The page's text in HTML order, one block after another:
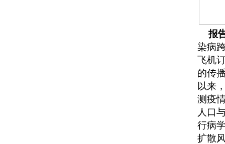
报
染病
飞机
的传
以来
测疫
人口
行病
扩散